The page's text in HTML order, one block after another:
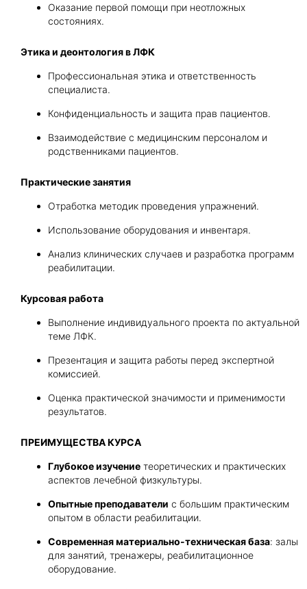
Оказание первой помощи при неотложных
состояниях.
Этика и деонтология в ЛФК
Профессиональная этика и ответственность
специалиста.
Конфиденциальность и защита прав пациентов.
Взаимодействие с медицинским персоналом и
родственниками пациентов.
Практические занятия
Отработка методик проведения упражнений.
Использование оборудования и инвентаря.
Анализ клинических случаев и разработка программ
реабилитации.
Курсовая работа
Выполнение индивидуального проекта по актуальной
теме ЛФК.
Презентация и защита работы перед экспертной
комиссией.
Оценка практической значимости и применимости
результатов.
ПРЕИМУЩЕСТВА КУРСА
Глубокое изучение теоретических и практических
аспектов лечебной физкультуры.
Опытные преподаватели с большим практическим
опытом в области реабилитации.
Современная материально-техническая база: залы
для занятий, тренажеры, реабилитационное
оборудование.